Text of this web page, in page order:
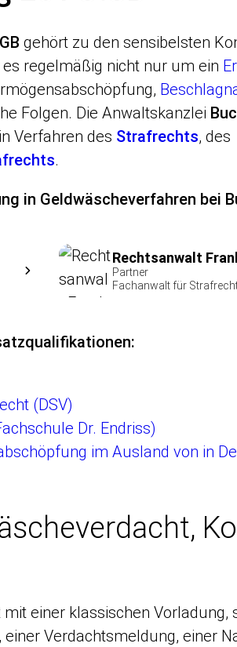
gehört zu den sensibelsten
regelmäßig nicht nur um ein
Folgen. Die Anwaltskanzlei
Verfahren des Strafrechts, des
.
in Geldwäscheverfahren bei
Rechtsanwalt
Partner
Fachanwalt für
(DSV)
Dr. Endriss)
im Ausland von in
einer klassischen Vorladung,
Verdachtsmeldung, einer